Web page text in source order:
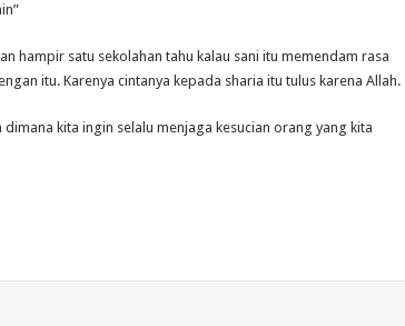
hampir satu sekolahan tahu kalau sani itu memendam rasa
itu. Karenya cintanya kepada sharia itu tulus karena Allah.
kita ingin selalu menjaga kesucian orang yang kita